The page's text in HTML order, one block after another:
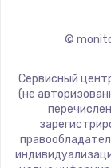
©
Сервисный
(не